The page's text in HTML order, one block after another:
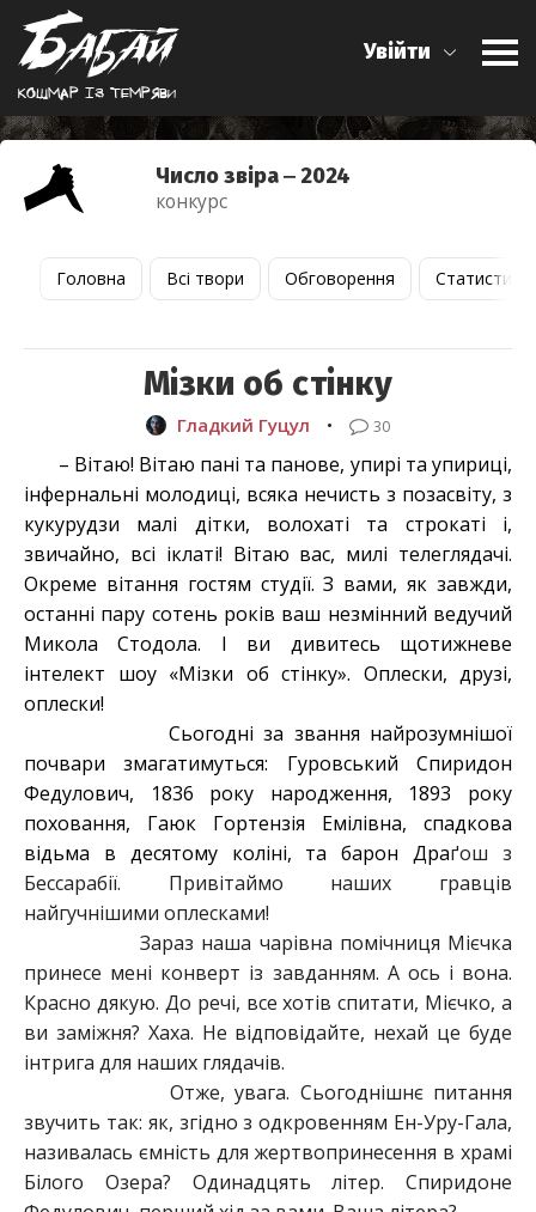
Кошмар iз темряви
Увійти
Число звіра ‒ 2024
конкурс
Головна Всі твори Обговорення Статистика
Мізки об стінку
Гладкий Гуцул • 30
– Вітаю! Вітаю пані та панове, упирі та упириці,
інфернальні молодиці, всяка нечисть з позасвіту, з
кукурудзи малі дітки, волохаті та строкаті і,
звичайно, всі іклаті! Вітаю вас, милі телеглядачі.
Окреме вітання гостям студії. З вами, як завжди,
останні пару сотень років ваш незмінний ведучий
Микола Стодола. І ви дивитесь щотижневе
інтелект шоу «Мізки об стінку». Оплески, друзі,
оплески!
Сьогодні за звання найрозумнішої
почвари змагатимуться: Гуровський Спиридон
Федулович, 1836 року народження, 1893 року
поховання, Гаюк Гортензія Емілівна, спадкова
відьма в десятому коліні, та барон Драґош з
Бессарабії. Привітаймо наших гравців
найгучнішими оплесками!
Зараз наша чарівна помічниця Мієчка
принесе мені конверт із завданням. А ось і вона.
Красно дякую. До речі, все хотів спитати, Мієчко, а
ви заміжня? Хаха. Не відповідайте, нехай це буде
інтрига для наших глядачів.
Отже, увага. Сьогоднішнє питання
звучить так: як, згідно з одкровенням Ен-Уру-Гала,
називалась ємність для жертвопринесення в храмі
Білого Озера? Одинадцять літер. Спиридоне